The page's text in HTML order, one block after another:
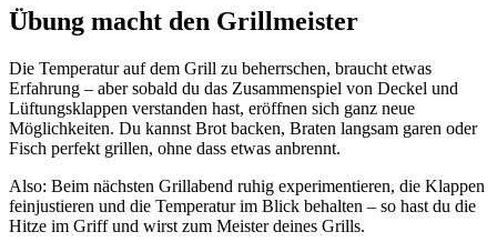
Übung macht den Grillmeister
Die Temperatur auf dem Grill zu beherrschen, braucht etwas
Erfahrung – aber sobald du das Zusammenspiel von Deckel und
Lüftungsklappen verstanden hast, eröffnen sich ganz neue
Möglichkeiten. Du kannst Brot backen, Braten langsam garen oder
Fisch perfekt grillen, ohne dass etwas anbrennt.
Also: Beim nächsten Grillabend ruhig experimentieren, die Klappen
feinjustieren und die Temperatur im Blick behalten – so hast du die
Hitze im Griff und wirst zum Meister deines Grills.